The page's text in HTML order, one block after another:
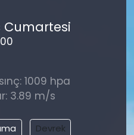
Cumartesi
1009 hpa
3.89 m/s
Devrek